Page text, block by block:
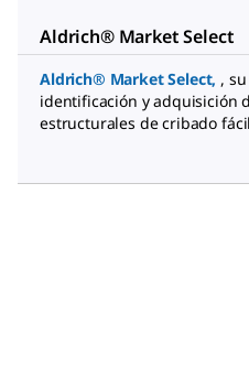
Aldrich® Market Select
Aldrich® Market Select, ,
identificación y adquisición
estructurales de cribado